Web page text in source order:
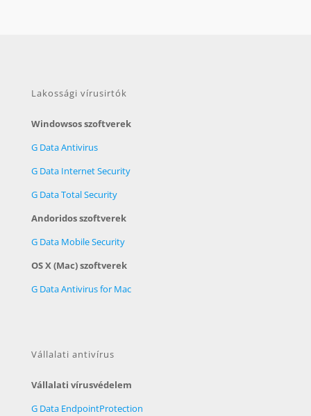
Lakossági vírusirtók
Windowsos szoftverek
G Data Antivirus
G Data Internet Security
G Data Total Security
Andoridos szoftverek
G Data Mobile Security
OS X (Mac) szoftverek
G Data Antivirus for Mac
Vállalati antivírus
Vállalati vírusvédelem
G Data EndpointProtection